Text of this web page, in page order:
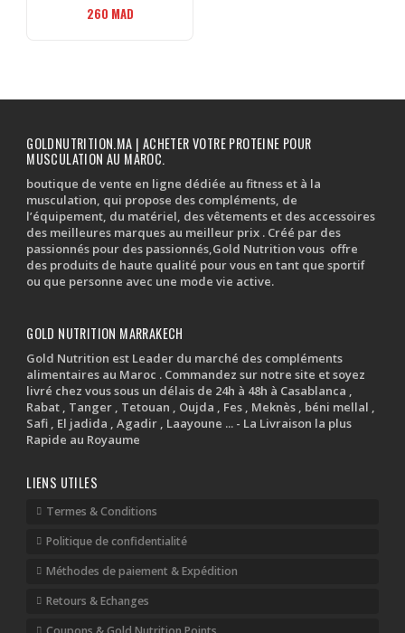
260 MAD
GOLDNUTRITION.MA | ACHETER VOTRE PROTEINE POUR
MUSCULATION AU MAROC.
boutique de vente en ligne dédiée au fitness et à la
musculation, qui propose des compléments, de
l’équipement, du matériel, des vêtements et des accessoires
des meilleures marques au meilleur prix . Créé par des
passionnés pour des passionnés,Gold Nutrition vous offre
des produits de haute qualité pour vous en tant que sportif
ou que personne avec une mode vie active.
GOLD NUTRITION MARRAKECH
Gold Nutrition est Leader du marché des compléments
alimentaires au Maroc . Commandez sur notre site et soyez
livré chez vous sous un délais de 24h à 48h à Casablanca ,
Rabat , Tanger , Tetouan , Oujda , Fes , Meknès , béni mellal ,
Safi , El jadida , Agadir , Laayoune ... - La Livraison la plus
Rapide au Royaume
LIENS UTILES
Termes & Conditions
Politique de confidentialité
Méthodes de paiement & Expédition
Retours & Echanges